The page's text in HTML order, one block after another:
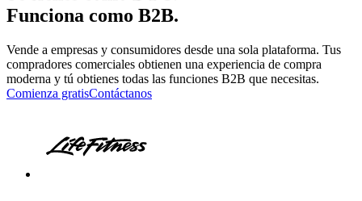
Funciona como B2B.
Vende a empresas y consumidores desde una sola plataforma. Tus
compradores comerciales obtienen una experiencia de compra
moderna y tú obtienes todas las funciones B2B que necesitas.
Comienza gratisContáctanos